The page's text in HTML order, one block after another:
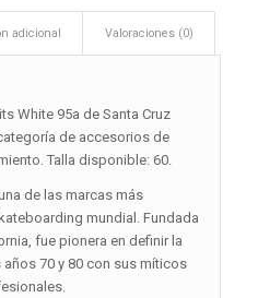
adicional Valoraciones (0)
White 95a de Santa Cruz
de accesorios de
Talla disponible: 60.
de las marcas más
mundial. Fundada
fue pionera en definir la
70 y 80 con sus míticos